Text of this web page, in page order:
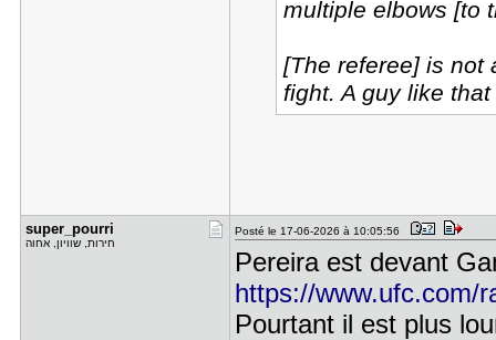
multiple elbows [to
[The referee] is not
fight. A guy like
super_pour​ri
חירות, שוויון, אחוה
Posté le 17-06-2026 à 10:05:56
Pereira est devant
https://www.ufc.com/
Pourtant il est plus